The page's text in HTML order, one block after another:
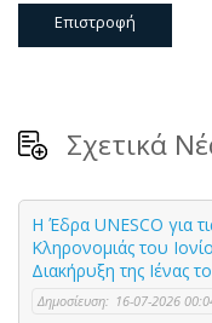
Επιστροφή
Σχετικά
Η Έδρα UNESCO για
Κληρονομιάς του
Διακήρυξη της Ιένας
Δημοσίευση: 16-07-2026